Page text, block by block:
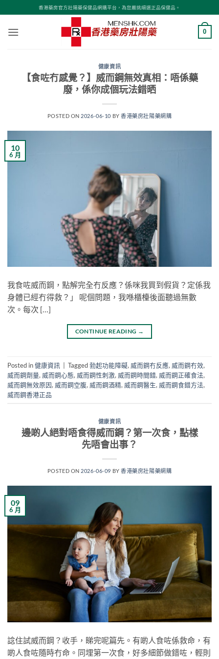
to
content
香港藥房官方壯陽藥保健品網購平台，為您嚴挑細選正品保健品。
0
健康資訊
【食咗冇感覺？】威而鋼無效真相：唔係藥
廢，係你成個玩法錯晒
POSTED ON 2026-06-10 BY香港藥房壯陽藥網購
10
6 月
我食咗威而鋼，點解完全冇反應？係咪我買到假貨？定係我
身體已經冇得救？」 呢個問題，我喺櫃檯後面聽過無數
次。每次 […]
CONTINUE READING →
Posted in健康資訊 Tagged勃起功能障礙, 威而鋼冇反應, 威而鋼冇效,
威而鋼劑量, 威而鋼心態, 威而鋼性刺激, 威而鋼時間錯, 威而鋼正確食法,
威而鋼無效原因, 威而鋼空腹, 威而鋼酒精, 威而鋼醫生, 威而鋼食錯方法,
威而鋼香港正品
健康資訊
邊啲人絕對唔食得威而鋼？第一次食，點樣
先唔會出事？
POSTED ON 2026-06-09 BY香港藥房壯陽藥網購
09
6 月
諗住試威而鋼？收手，睇完呢篇先。有啲人食咗係救命，有
啲人食咗隨時冇命。同埋第一次食，好多細節做錯咗，輕則